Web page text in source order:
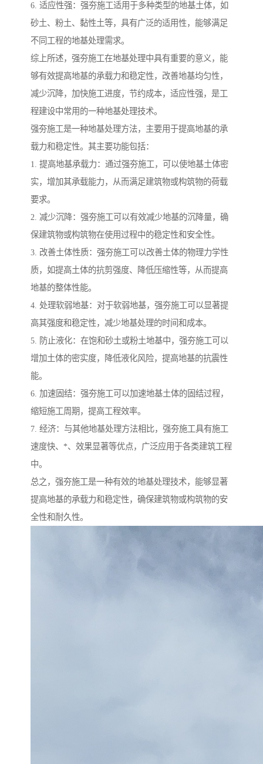
6. 适应性强：强夯施工适用于多种类型的地基土体，如
砂土、粉土、黏性土等，具有广泛的适用性，能够满足
不同工程的地基处理需求。
综上所述，强夯施工在地基处理中具有重要的意义，能
够有效提高地基的承载力和稳定性，改善地基均匀性，
减少沉降，加快施工进度，节约成本，适应性强，是工
程建设中常用的一种地基处理技术。
强夯施工是一种地基处理方法，主要用于提高地基的承
载力和稳定性。其主要功能包括：
1. 提高地基承载力：通过强夯施工，可以使地基土体密
实，增加其承载能力，从而满足建筑物或构筑物的荷载
要求。
2. 减少沉降：强夯施工可以有效减少地基的沉降量，确
保建筑物或构筑物在使用过程中的稳定性和安全性。
3. 改善土体性质：强夯施工可以改善土体的物理力学性
质，如提高土体的抗剪强度、降低压缩性等，从而提高
地基的整体性能。
4. 处理软弱地基：对于软弱地基，强夯施工可以显著提
高其强度和稳定性，减少地基处理的时间和成本。
5. 防止液化：在饱和砂土或粉土地基中，强夯施工可以
增加土体的密实度，降低液化风险，提高地基的抗震性
能。
6. 加速固结：强夯施工可以加速地基土体的固结过程，
缩短施工周期，提高工程效率。
7. 经济：与其他地基处理方法相比，强夯施工具有施工
速度快、*、效果显著等优点，广泛应用于各类建筑工程
中。
总之，强夯施工是一种有效的地基处理技术，能够显著
提高地基的承载力和稳定性，确保建筑物或构筑物的安
全性和耐久性。